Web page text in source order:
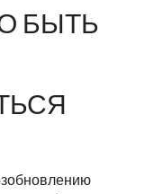
БЫТЬ